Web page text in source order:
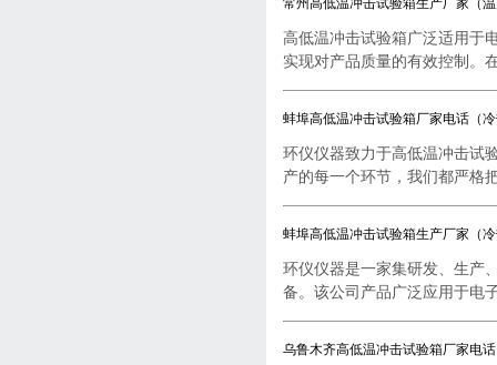
高低温冲击试验箱广泛适用于
实现对产品质量的有效控制。
蚌埠高低温冲击试验箱厂家电话（
环仪仪器致力于高低温冲击试
产的每一个环节，我们都严格
蚌埠高低温冲击试验箱生产厂家（
环仪仪器是一家集研发、生产
备。该公司产品广泛应用于电
乌鲁木齐高低温冲击试验箱厂家电